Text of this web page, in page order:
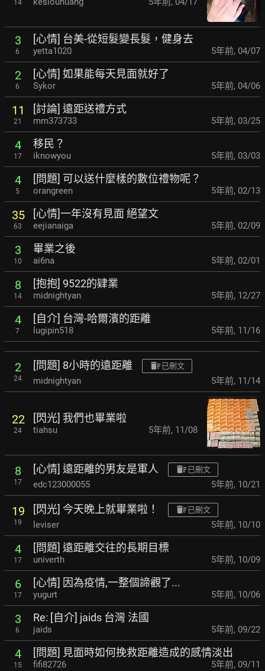
14
3
6
[心情] 台美-從短髮變長髮，健身去
yetta1020 5年前, 04/07
2
6
[心情] 如果能每天見面就好了
Sykor 5年前, 04/06
11
21
[討論] 遠距送禮方式
mm373733 5年前, 03/25
4
17
移民？
iknowyou 5年前, 03/03
4
5
[問題] 可以送什麼樣的數位禮物呢？
orangreen 5年前, 02/13
35
63
[心情]一年沒有見面 絕望文
eejianaiga 5年前, 02/09
3
10
畢業之後
ai6na 5年前, 02/01
8
14
[抱抱] 9522的肄業
midnightyan 5年前, 12/27
4
7
[自介] 台灣-哈爾濱的距離
lugipin518 5年前, 11/16
2
24
[問題] 8小時的遠距離 已刪文
midnightyan 5年前, 11/14
22
24
[閃光] 我們也畢業啦
tiahsu 5年前, 11/08
8
17
[心情] 遠距離的男友是軍人 已刪文
edc123000055 5年前, 10/21
19
19
[閃光] 今天晚上就畢業啦！ 已刪文
leviser 5年前, 10/10
4
17
[問題] 遠距離交往的長期目標
univerth 5年前, 10/09
6
17
[心情] 因為疫情,一整個諦觀了...
yugurt 5年前, 10/06
3
6
Re: [自介] jaids 台灣 法國
jaids 5年前, 09/22
4
15
[問題] 見面時如何挽救距離造成的感情淡出
fifi82726 5年前, 09/11